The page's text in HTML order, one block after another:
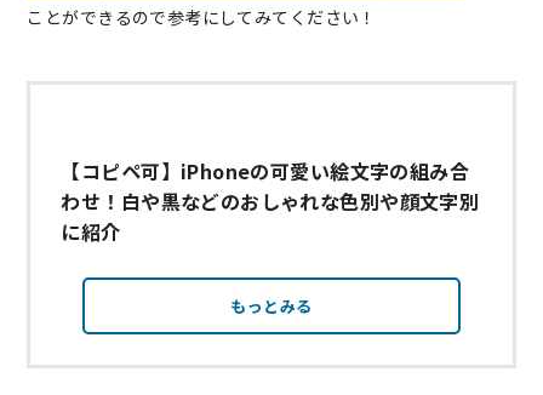
ことができるので参考にしてみてください！
【コピペ可】iPhoneの可愛い絵文字の組み合
わせ！白や黒などのおしゃれな色別や顔文字別
に紹介
もっとみる